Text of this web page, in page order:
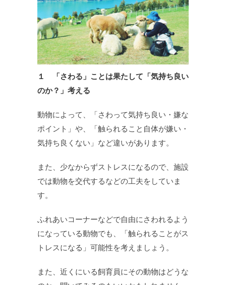
１ 「さわる」ことは果たして「気持ち良い
のか？」考える
動物によって、「さわって気持ち良い・嫌な
ポイント」や、「触られること自体が嫌い・
気持ち良くない」など違いがあります。
また、少なからずストレスになるので、施設
では動物を交代するなどの工夫をしていま
す。
ふれあいコーナーなどで自由にさわれるよう
になっている動物でも、「触られることがス
トレスになる」可能性を考えましょう。
また、近くにいる飼育員にその動物はどうな